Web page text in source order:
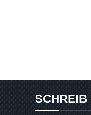
SCHREIB